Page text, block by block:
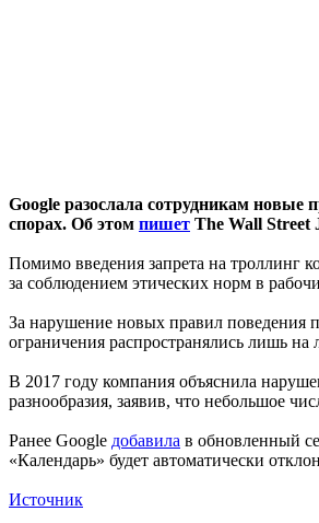
Google разослала сотрудникам новые
спорах. Об этом пишет The Wall Street
Помимо введения запрета на троллинг
за соблюдением этических норм в
За нарушение новых правил поведения
ограничения распространялись лишь на
В 2017 году компания объяснила
разнообразия, заявив, что небольшое
Ранее Google добавила в обновленный
«Календарь» будет автоматически
Источник